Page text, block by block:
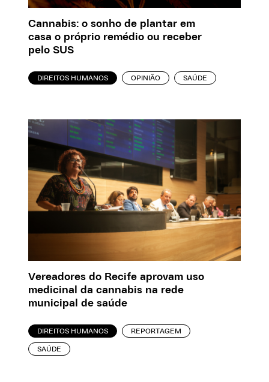
Cannabis: o sonho de plantar em
casa o próprio remédio ou receber
pelo SUS
DIREITOS HUMANOS OPINIÃO SAÚDE
Vereadores do Recife aprovam uso
medicinal da cannabis na rede
municipal de saúde
DIREITOS HUMANOS REPORTAGEM
SAÚDE